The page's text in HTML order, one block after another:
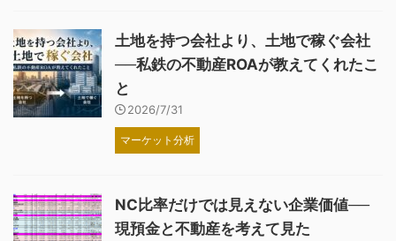
土地を持つ会社より、土地で稼ぐ会社
──私鉄の不動産ROAが教えてくれたこ
と
2026/7/31
マーケット分析
NC比率だけでは見えない企業価値──
現預金と不動産を考えて見た